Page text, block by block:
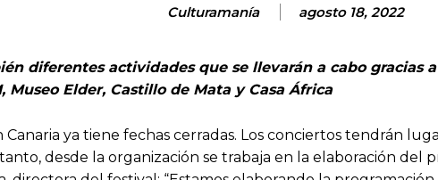
Culturamanía agosto 18, 2022
diferentes actividades que se llevarán a cabo gracias
Museo Elder, Castillo de Mata y Casa África
Canaria ya tiene fechas cerradas. Los conciertos tendrán
desde la organización se trabaja en la elaboración